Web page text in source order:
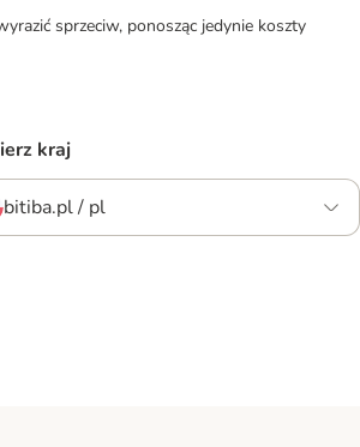
sprzeciw, ponosząc jedynie koszty
kraj
bitiba.pl / pl